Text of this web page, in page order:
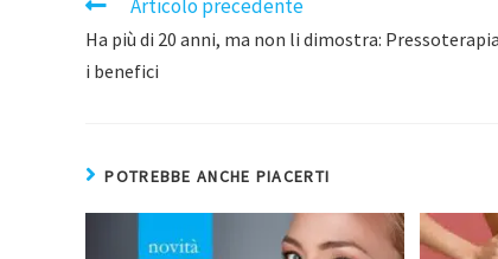
Articolo precedente
Ha più di 20 anni, ma non li dimostra:
i benefici
POTREBBE ANCHE PIACERTI